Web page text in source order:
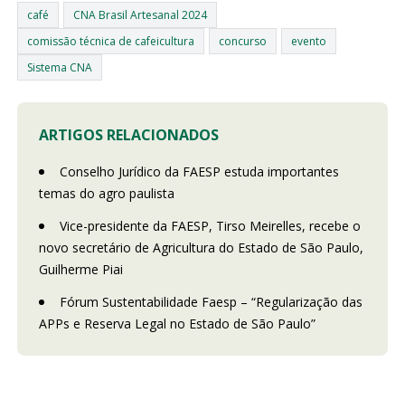
café
CNA Brasil Artesanal 2024
comissão técnica de cafeicultura
concurso
evento
Sistema CNA
ARTIGOS RELACIONADOS
Conselho Jurídico da FAESP estuda importantes
temas do agro paulista
Vice-presidente da FAESP, Tirso Meirelles, recebe o
novo secretário de Agricultura do Estado de São Paulo,
Guilherme Piai
Fórum Sustentabilidade Faesp – “Regularização das
APPs e Reserva Legal no Estado de São Paulo”